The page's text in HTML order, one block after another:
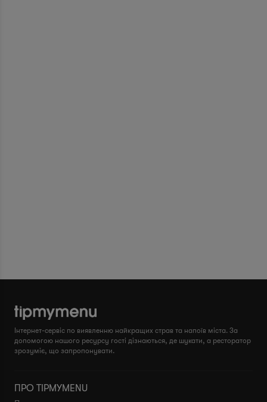
Інтернет-сервіс по виявленню найкращих страв та напоїв міста. За
допомогою нашого ресурсу гості дізнаються, де шукати, а ресторатор
зрозуміє, що запропонувати.
ПРО TIPMYMENU